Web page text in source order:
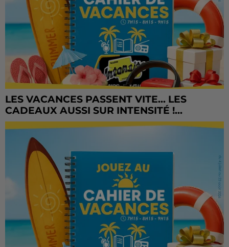
LES VACANCES PASSENT VITE... LES
CADEAUX AUSSI SUR INTENSITÉ !...